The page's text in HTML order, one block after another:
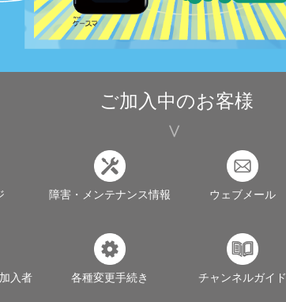
ご加入中のお客様
障害・メンテナンス情報 ウェブメール
入者
各種変更手続き チャンネルガイド